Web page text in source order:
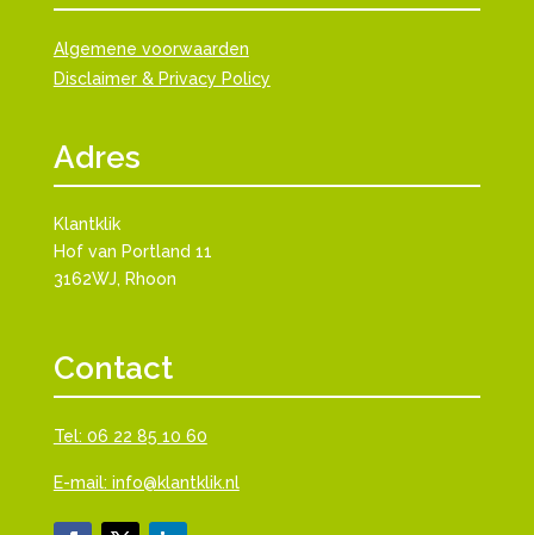
Algemene voorwaarden
Disclaimer & Privacy Policy
Adres
Klantklik
Hof van Portland 11
3162WJ, Rhoon
Contact
Tel: 06 22 85 10 60
E-mail: info@klantklik.nl